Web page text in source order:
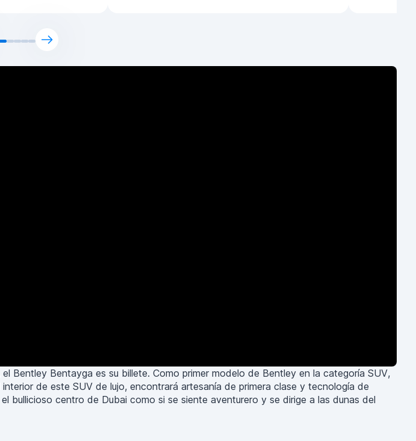
Bentley Bentayga es su billete. Como primer modelo de Bentley en la categoría SUV,
de este SUV de lujo, encontrará artesanía de primera clase y tecnología de
bullicioso centro de Dubai como si se siente aventurero y se dirige a las dunas del